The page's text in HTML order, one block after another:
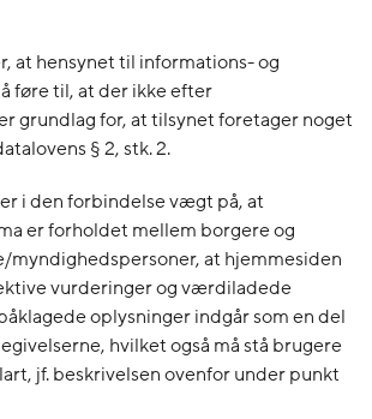
at hensynet til informations- og
føre til, at der ikke efter
grundlag for, at tilsynet foretager noget
§ 2, stk. 2.
i den forbindelse vægt på, at
er forholdet mellem borgere og
myndighedspersoner, at hjemmesiden
vurderinger og værdiladede
oplysninger indgår som en del
hvilket også må stå brugere
jf. beskrivelsen ovenfor under punkt